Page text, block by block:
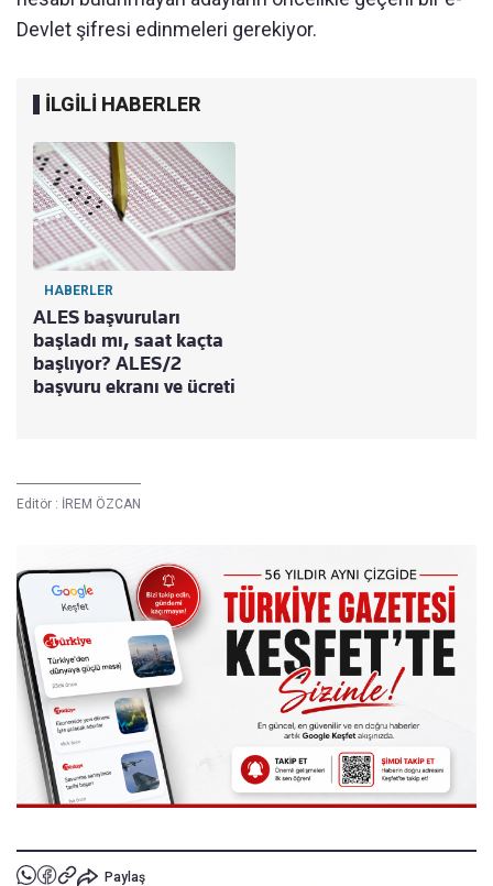
Devlet şifresi edinmeleri gerekiyor.
İLGİLİ HABERLER
HABERLER
ALES başvuruları
başladı mı, saat kaçta
başlıyor? ALES/2
başvuru ekranı ve ücreti
Editör : İREM ÖZCAN
Paylaş